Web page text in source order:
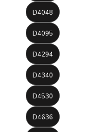
D4048
D4095
D4294
D4340
D4530
D4636